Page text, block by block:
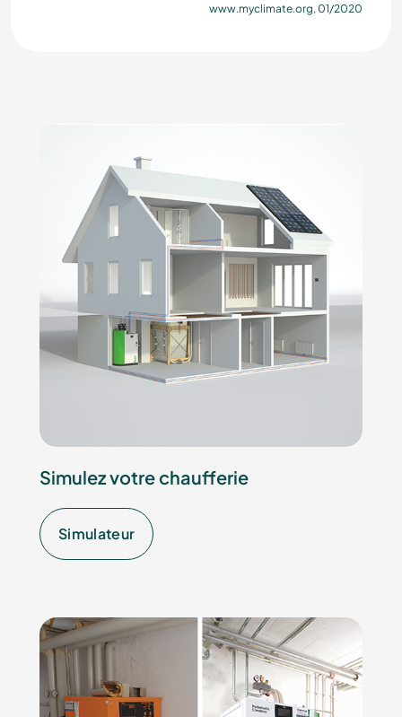
www.myclimate.org, 01/2020
Simulez votre chaufferie
Simulateur